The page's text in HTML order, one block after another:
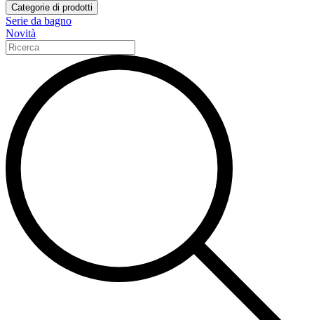
Categorie di prodotti
Serie da bagno
Novità